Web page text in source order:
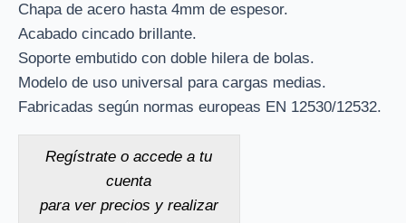
Chapa de acero hasta 4mm de espesor.
Acabado cincado brillante.
Soporte embutido con doble hilera de bolas.
Modelo de uso universal para cargas medias.
Fabricadas según normas europeas EN 12530/12532.
Regístrate o accede a tu
cuenta
para ver precios y realizar